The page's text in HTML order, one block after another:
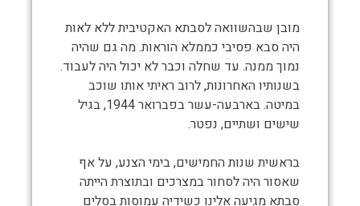
מובן שבהשוואה לסבתא האקטיבית ללא לאות
היה סבא פסיבי כממלא הוראות. מה גם שהיה
נמוך ממנה. עד שחלה וכבר לא יכול היה לעבוד.
בשנותיו האחרונות, לרוב ראיתי אותו שוכב
במיטה. בארבעה-עשר בפברואר 1944, בגיל
שישים ושתיים, נפטר.
בראשית שנות החמישים, בימי הצנע, על אף
שאסור היה לסחור במצרכים ובתוצרת הייתה
סבתא מגיעה אלינו כשידיה עמוסות בסלים